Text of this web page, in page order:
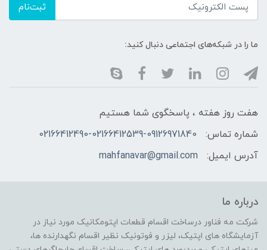
ثبت‌نام
ما را در شبکه‌های اجتماعی دنبال کنید:
هفت روز هفته ، پاسخگوی شما هستیم
شماره تماس:
02166412490-02166412539-09126971840
آدرس ایمیل:
mahfanavar@gmail.com
درباره ما
شرکت مه فناور درساخت اقسام قطعات اپتومکانیک مورد نیاز در
آزمایشگاه های اپتیک، لیزر و فوتونیک نظیر اقسام نگهدارنده ها،